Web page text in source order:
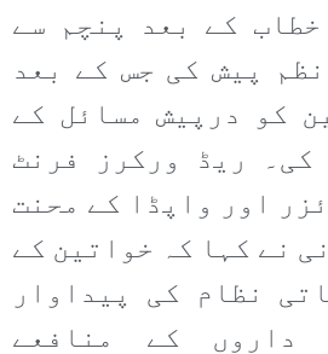
کے بعد پنچم سے
پیش کی جس کے بعد
کو درپیش مسائل کے
ریڈ ورکرز فرنٹ
اور واپڈا کے محنت
نے کہا کہ خواتین کے
نظام کی پیداوار
داروں کے منافعے